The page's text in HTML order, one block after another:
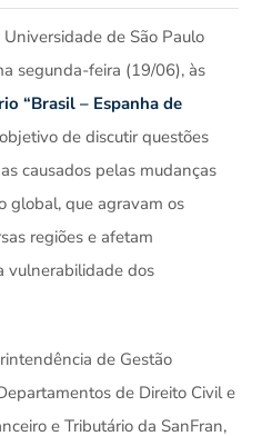
de São Paulo
segunda-feira (19/06), às
“Brasil – Espanha de
de discutir questões
causados pelas mudanças
global, que agravam os
regiões e afetam
vulnerabilidade dos
de Gestão
de Direito Civil e
e Tributário da SanFran,